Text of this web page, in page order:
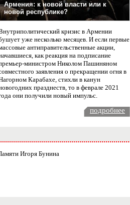
Армения: к новой власти или к
новой республике?
кризис в Армении
уже несколько месяцев. И если первые
антиправительственные акции,
как реакция на подписание
министром Николом Пашиняном
заявления о прекращении огня в
Карабахе, стихли в канун
празднеств, то в феврале 2021
они получили новый импульс.
подробнее
Игоря Бунина